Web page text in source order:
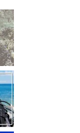
へ
名も「水中世界」